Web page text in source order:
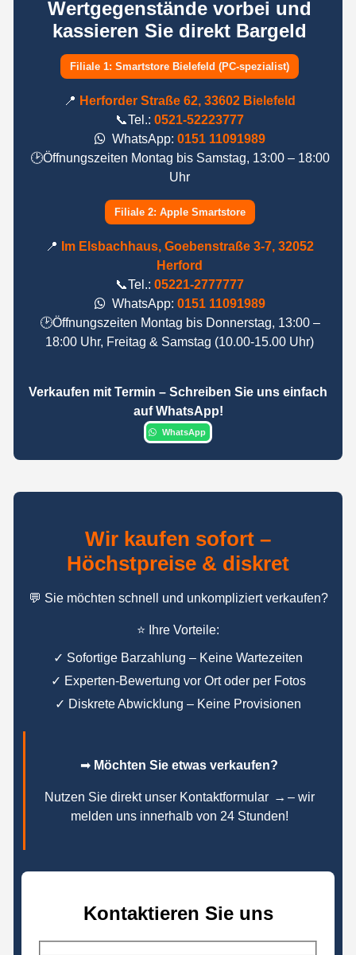
Wertgegenstände vorbei und
kassieren Sie direkt Bargeld
Filiale 1: Smartstore Bielefeld (PC-spezialist)
📍 Herforder Straße 62, 33602 Bielefeld
📞Tel.: 0521-52223777
WhatsApp: 0151 11091989
🕑Öffnungszeiten Montag bis Samstag, 13:00 – 18:00
Uhr
Filiale 2: Apple Smartstore
📍
Im Elsbachhaus, Goebenstraße 3-7, 32052
Herford
📞Tel.: 05221-2777777
WhatsApp: 0151 11091989
🕑Öffnungszeiten Montag bis Donnerstag, 13:00 –
18:00 Uhr, Freitag & Samstag (10.00-15.00 Uhr)
Verkaufen mit Termin – Schreiben Sie uns einfach
auf WhatsApp!
WhatsApp
Wir kaufen sofort –
Höchstpreise & diskret
💬 Sie möchten schnell und unkompliziert verkaufen?
⭐ Ihre Vorteile:
✓ Sofortige Barzahlung – Keine Wartezeiten
✓ Experten-Bewertung vor Ort oder per Fotos
✓ Diskrete Abwicklung – Keine Provisionen
➡ Möchten Sie etwas verkaufen?
Nutzen Sie direkt unser Kontaktformular →– wir
melden uns innerhalb von 24 Stunden!
Kontaktieren Sie uns